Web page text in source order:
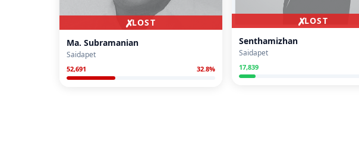
✗LOST
Ma. Subramanian
Saidapet
52,691 32.8%
✗LOST
Senthamizhan
Saidapet
17,839